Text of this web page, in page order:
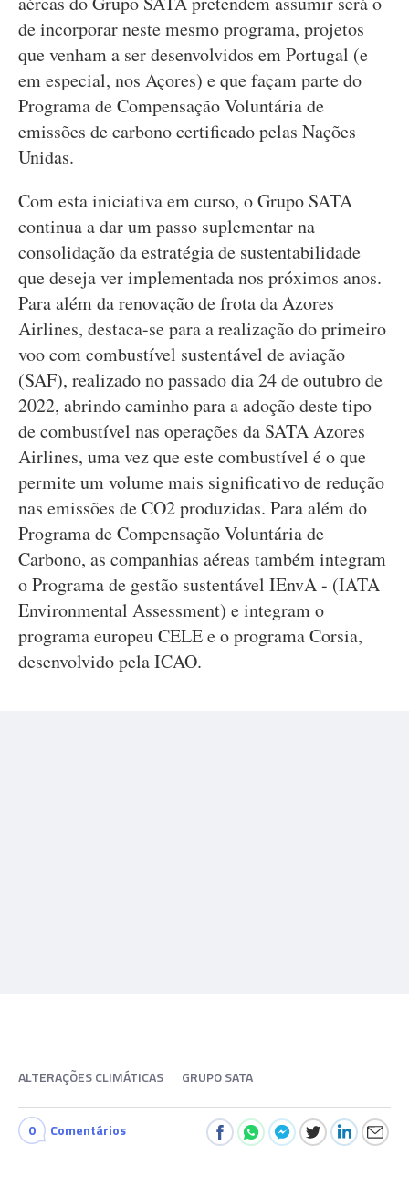
de incorporar neste mesmo programa, projetos
que venham a ser desenvolvidos em Portugal (e
em especial, nos Açores) e que façam parte do
Programa de Compensação Voluntária de
emissões de carbono certificado pelas Nações
Unidas.
Com esta iniciativa em curso, o Grupo SATA
continua a dar um passo suplementar na
consolidação da estratégia de sustentabilidade
que deseja ver implementada nos próximos anos.
Para além da renovação de frota da Azores
Airlines, destaca-se para a realização do primeiro
voo com combustível sustentável de aviação
(SAF), realizado no passado dia 24 de outubro de
2022, abrindo caminho para a adoção deste tipo
de combustível nas operações da SATA Azores
Airlines, uma vez que este combustível é o que
permite um volume mais significativo de redução
nas emissões de CO2 produzidas. Para além do
Programa de Compensação Voluntária de
Carbono, as companhias aéreas também integram
o Programa de gestão sustentável IEnvA - (IATA
Environmental Assessment) e integram o
programa europeu CELE e o programa Corsia,
desenvolvido pela ICAO.
ALTERAÇÕES CLIMÁTICAS GRUPO SATA
0 Comentários